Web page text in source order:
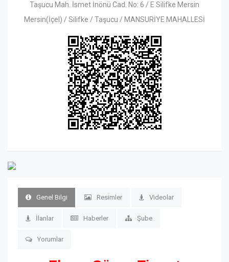
Taşucu Mah. İsmet İnönü Cad. No: 6 / E Silifke Mersin
Mersin(İçel) / Silifke / Taşucu / MANSURİYE MAHALLESİ
Genel Bilgi Resimler Videolar
İlanlar Haberler Şube
Yorumlar